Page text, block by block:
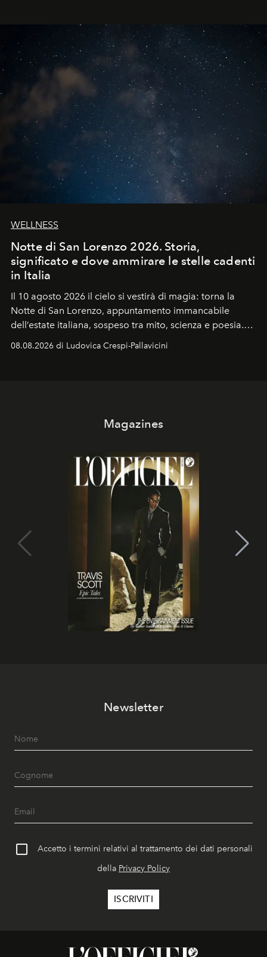
WELLNESS
Notte di San Lorenzo 2026. Storia,
significato e dove ammirare le stelle cadenti
in Italia
Il 10 agosto 2026 il cielo si vestirà di magia: torna la
Notte di San Lorenzo, appuntamento immancabile
dell’estate italiana, sospeso tra mito, scienza e poesia.
celeste per seguire il passaggio delle
08.08.2026 di Ludovica Crespi-Pallavicini
Magazines
Newsletter
Accetto i termini relativi al trattamento dei dati personali
della Privacy Policy